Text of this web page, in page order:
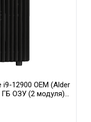
12900 OEM (Alder
ГБ ОЗУ (2 модуля)/
GDDR7 256bit 3xDP